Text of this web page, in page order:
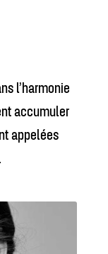
l’harmonie
accumuler
appelées